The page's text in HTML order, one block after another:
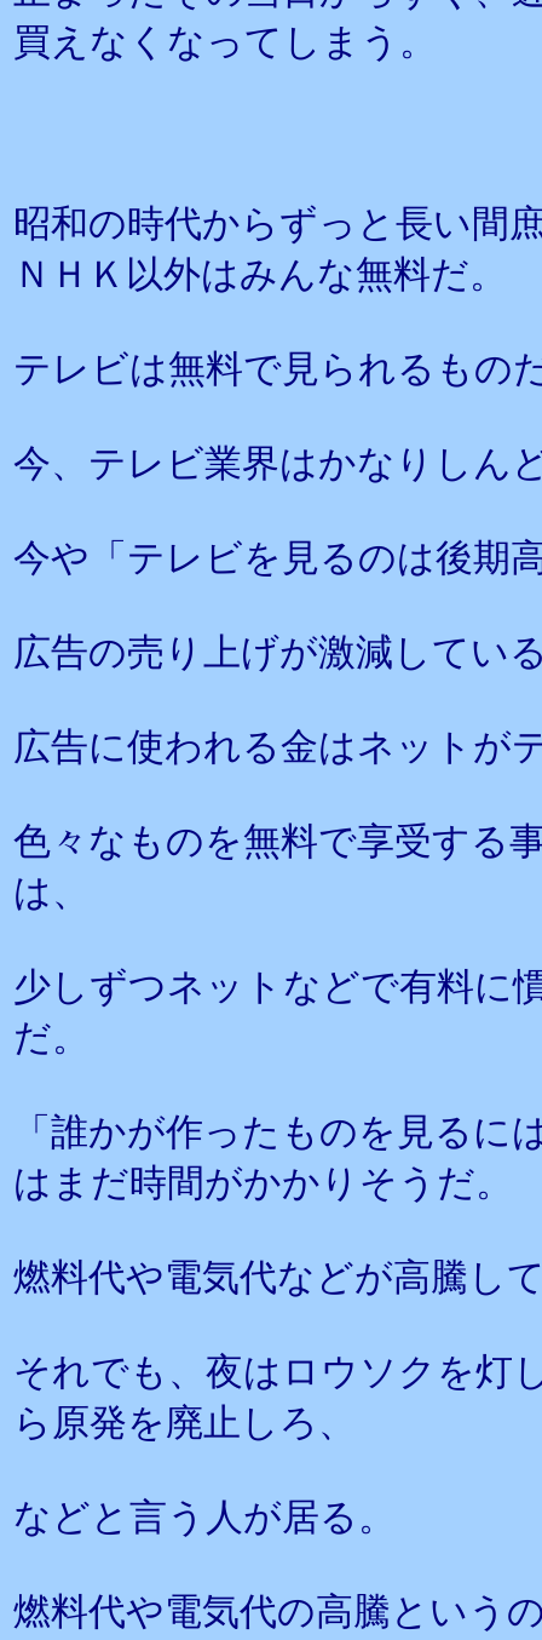
買えなくなってしまう。
昭和の時代からずっと長い間
ＮＨＫ以外はみんな無料だ。
テレビは無料で見られるもの
今、テレビ業界はかなりしん
今や「テレビを見るのは後期
広告の売り上げが激減してい
広告に使われる金はネットが
色々なものを無料で享受する
は、
少しずつネットなどで有料に
だ。
「誰かが作ったものを見るに
はまだ時間がかかりそうだ。
燃料代や電気代などが高騰し
それでも、夜はロウソクを灯
ら原発を廃止しろ、
などと言う人が居る。
燃料代や電気代の高騰という